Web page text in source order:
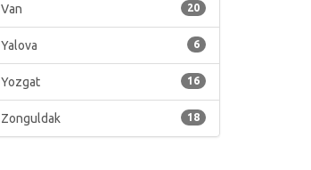
20
Van
6
Yalova
16
Yozgat
18
Zonguldak